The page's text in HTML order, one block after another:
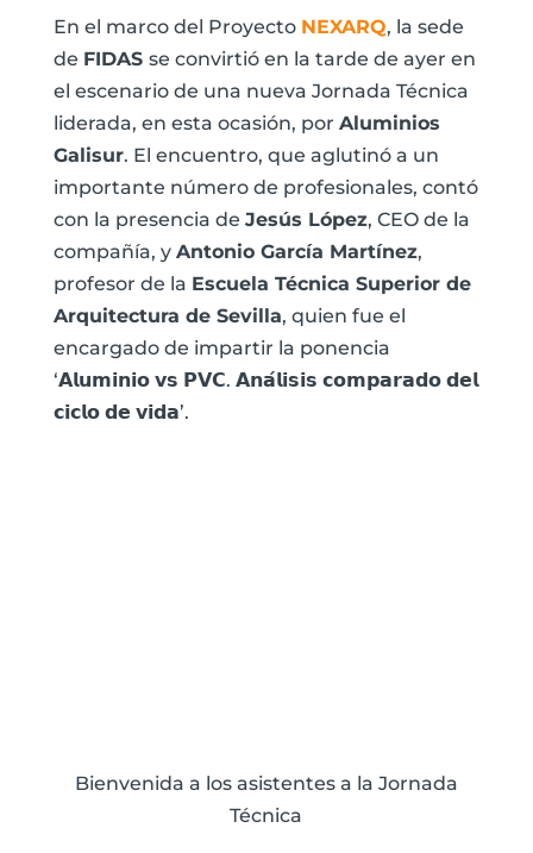
En el marco del Proyecto NEXARQ, la sede
de FIDAS se convirtió en la tarde de ayer en
el escenario de una nueva Jornada Técnica
liderada, en esta ocasión, por Aluminios
Galisur. El encuentro, que aglutinó a un
importante número de profesionales, contó
con la presencia de Jesús López, CEO de la
compañía, y Antonio García Martínez,
profesor de la Escuela Técnica Superior de
Arquitectura de Sevilla, quien fue el
encargado de impartir la ponencia
‘𝗔𝗹𝘂𝗺𝗶𝗻𝗶𝗼 𝘃𝘀 𝗣𝗩𝗖. 𝗔𝗻𝗮́𝗹𝗶𝘀𝗶𝘀 𝗰𝗼𝗺𝗽𝗮𝗿𝗮𝗱𝗼 𝗱𝗲𝗹
𝗰𝗶𝗰𝗹𝗼 𝗱𝗲 𝘃𝗶𝗱𝗮’.
Bienvenida a los asistentes a la Jornada
Técnica